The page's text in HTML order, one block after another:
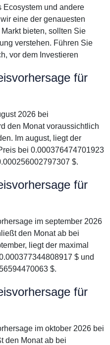
Ecosystem und andere
eine der genauesten
bieten, sollten Sie
verstehen. Führen Sie
vor dem Investieren
für
2026 bei
den Monat voraussichtlich
Im august, liegt der
bei 0.000376474701923
$.
für
im september 2026
den Monat ab bei
liegt der maximal
$ und
$.
für
im oktober 2026 bei
den Monat ab bei